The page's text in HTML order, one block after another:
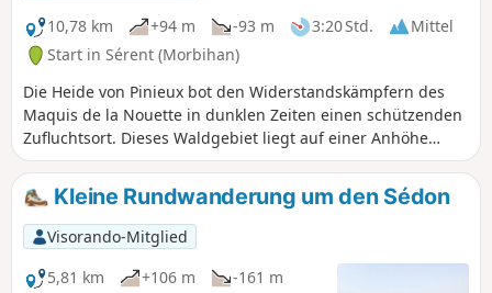
10,78 km
+94 m -93 m 3:20 Std.
Mittel
Start in Sérent (Morbihan)
Die Heide von Pinieux bot den Widerstandskämpfern des
Maquis de la Nouette in dunklen Zeiten einen schützenden
Zufluchtsort. Dieses Waldgebiet liegt auf einer Anhöhe
zwischen den Tälern der Claie und der Oust und bietet
einige Ausblicke auf den Osten des Morbihan. Und in einer
der Talmulden verbirgt sich ein Juwel: das Moor von
Kerfontaine. Achtung: Die Durchquerung des Moores
erfordert das Wandern abseits der Wege.
Kleine Rundwanderung um den Sédon
Visorando-Mitglied
5,81 km
+106 m
-161 m